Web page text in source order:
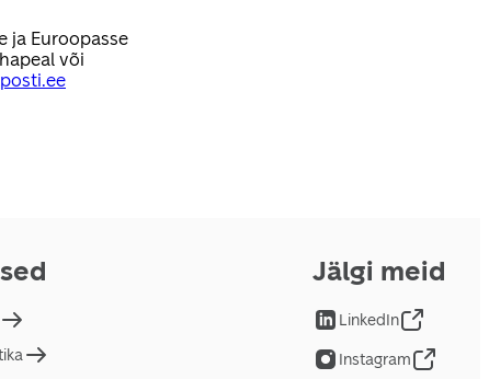
ja Euroopasse
või
Jälgi meid
LinkedIn
Instagram